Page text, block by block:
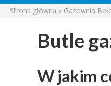
Strona główna » Gazownia
Butle
W jakim